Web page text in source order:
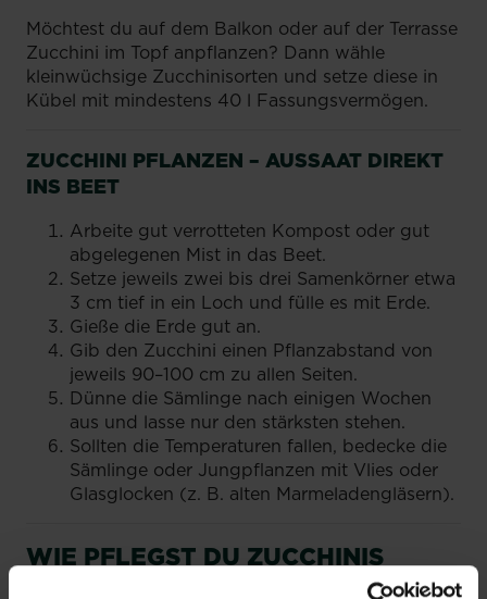
Möchtest du auf dem Balkon oder auf der Terrasse
Zucchini im Topf anpflanzen? Dann wähle
kleinwüchsige Zucchinisorten und setze diese in
Kübel mit mindestens 40 l Fassungsvermögen.
ZUCCHINI PFLANZEN – AUSSAAT DIREKT
INS BEET
Arbeite gut verrotteten Kompost oder gut
abgelegenen Mist in das Beet.
Setze jeweils zwei bis drei Samenkörner etwa
3 cm tief in ein Loch und fülle es mit Erde.
Gieße die Erde gut an.
Gib den Zucchini einen Pflanzabstand von
jeweils 90–100 cm zu allen Seiten.
Dünne die Sämlinge nach einigen Wochen
aus und lasse nur den stärksten stehen.
Sollten die Temperaturen fallen, bedecke die
Sämlinge oder Jungpflanzen mit Vlies oder
Glasglocken (z. B. alten Marmeladengläsern).
WIE PFLEGST DU ZUCCHINIS